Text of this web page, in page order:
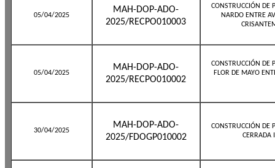
05/04/2025
MAH-DOP-ADO-
2025/RECPO010003
CONSTRUCCIÓN DE
NARDO ENTRE
05/04/2025
MAH-DOP-ADO-
2025/RECPO010002
CONSTRUCCIÓN DE
FLOR DE MAYO
30/04/2025
MAH-DOP-ADO-
2025/FDOGP010002
CONSTRUCCIÓN DE
CERRADA